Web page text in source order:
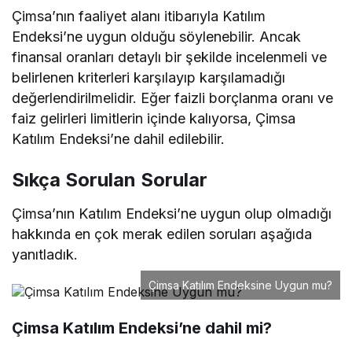
Çimsa’nın faaliyet alanı itibarıyla Katılım
Endeksi’ne uygun olduğu söylenebilir. Ancak
finansal oranları detaylı bir şekilde incelenmeli ve
belirlenen kriterleri karşılayıp karşılamadığı
değerlendirilmelidir. Eğer faizli borçlanma oranı ve
faiz gelirleri limitlerin içinde kalıyorsa, Çimsa
Katılım Endeksi’ne dahil edilebilir.
Sıkça Sorulan Sorular
Çimsa’nın Katılım Endeksi’ne uygun olup olmadığı
hakkında en çok merak edilen soruları aşağıda
yanıtladık.
Çimsa Katılım Endeksine Uygun mu?
Çimsa Katılım Endeksi’ne dahil mi?